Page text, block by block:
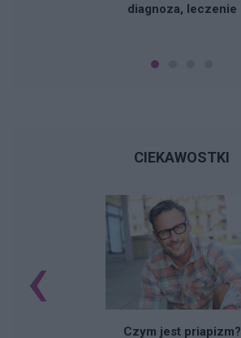
diagnoza, leczenie
CIEKAWOSTKI
Czym jest priapizm?
‹